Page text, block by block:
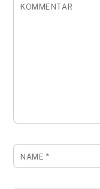
KOMMENTAR
NAME *